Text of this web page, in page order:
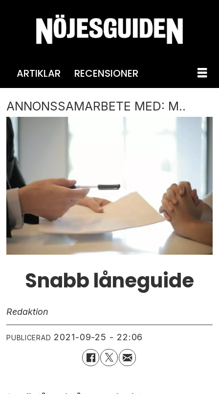
ARTIKLAR RECENSIONER
ANNONSSAMARBETE MED: M..
Snabb låneguide
Redaktion
PUBLICERAD 2021-09-25 - 22:06